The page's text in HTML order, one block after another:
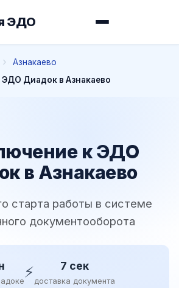
ЭДО
Азнакаево
Диадок в Азнакаево
к ЭДО
в Азнакаево
старта работы в системе
документооборота
⚡ 7 сек
доставка документа